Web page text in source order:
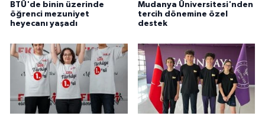
BTÜ'de binin üzerinde
öğrenci mezuniyet
heyecanı yaşadı
Mudanya Üniversitesi'nden
tercih dönemine özel
destek